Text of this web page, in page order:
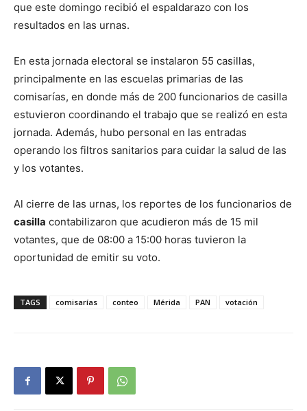
que este domingo recibió el espaldarazo con los
resultados en las urnas.
En esta jornada electoral se instalaron 55 casillas,
principalmente en las escuelas primarias de las
comisarías, en donde más de 200 funcionarios de casilla
estuvieron coordinando el trabajo que se realizó en esta
jornada. Además, hubo personal en las entradas
operando los filtros sanitarios para cuidar la salud de las
y los votantes.
Al cierre de las urnas, los reportes de los funcionarios de
casilla contabilizaron que acudieron más de 15 mil
votantes, que de 08:00 a 15:00 horas tuvieron la
oportunidad de emitir su voto.
TAGS comisarías conteo Mérida PAN votación